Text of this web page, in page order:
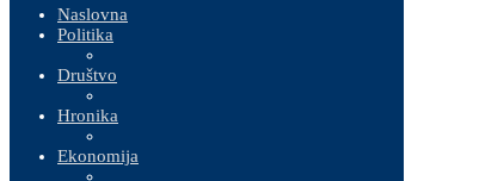
Naslovna
Politika
Društvo
Hronika
Ekonomija